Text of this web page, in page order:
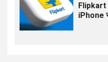
iPhone